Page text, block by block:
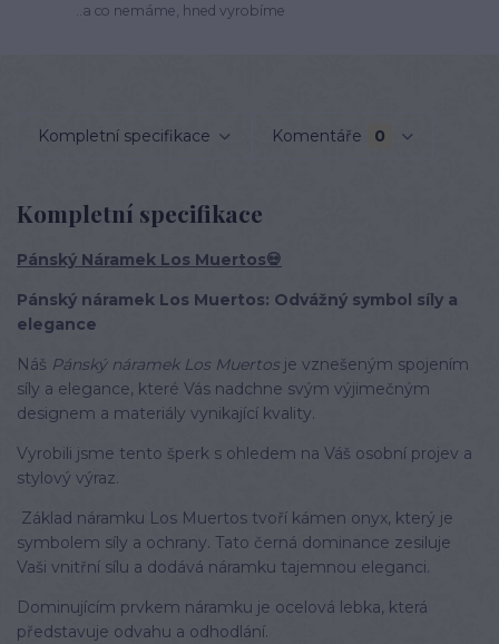
..a co nemáme, hned vyrobíme
Kompletní specifikace Komentáře 0
Kompletní specifikace
Pánský Náramek Los Muertos💀
Pánský náramek Los Muertos: Odvážný symbol síly a
elegance
Náš Pánský náramek Los Muertosje vznešeným spojením
síly a elegance, které Vás nadchne svým výjimečným
designem a materiály vynikající kvality.
Vyrobili jsme tento šperk s ohledem na Váš osobní projev a
stylový výraz.
Základ náramku Los Muertos tvoří kámen onyx, který je
symbolem síly a ochrany. Tato černá dominance zesiluje
Vaši vnitřní sílu a dodává náramku tajemnou eleganci.
Dominujícím prvkem náramku je ocelová lebka, která
představuje odvahu a odhodlání.